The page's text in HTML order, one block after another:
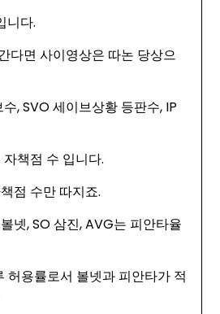
니다.
다면 사이영상은 따논 당상으
, SVO 세이브상황 등판수, IP
자책점 수 입니다.
점 수만 따지죠.
넷, SO 삼진, AVG는 피안타율
허용률로서 볼넷과 피안타가 적